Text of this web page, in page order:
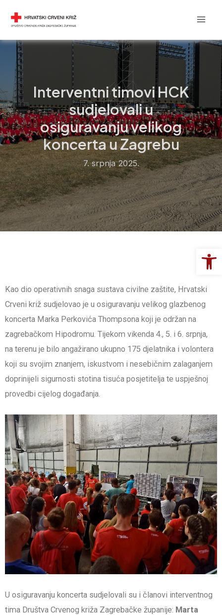
Interventni timovi HCK
sudjelovali u
osiguravanju velikog
koncerta u Zagrebu
7. srpnja 2025.
Kao dio operativnih snaga sustava civilne zaštite, Hrvatski
Crveni križ sudjelovao je u osiguravanju velikog glazbenog
koncerta Marka Perkovića Thompsona koji je održan na
zagrebačkom Hipodromu. Tijekom vikenda 4., 5. i 6. srpnja,
na terenu je bilo angažirano ukupno 175 djelatnika i volontera
koji su svojim znanjem, iskustvom i nesebičnim zalaganjem
doprinijeli sigurnosti stotina tisuća posjetitelja te uspješnoj
provedbi cijelog događanja.
U osiguravanju koncerta sudjelovali su i članovi interventnog
tima Društva Crvenog križa Zagrebačke županije: Marta
navigation